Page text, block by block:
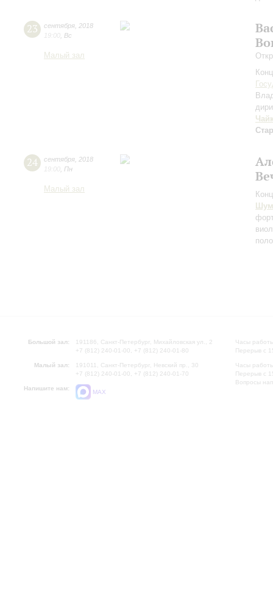
23 сентября 2018
19:00 Вс
Малый зал
24 сентября 2018
19:00 Пн
Малый зал
Большой зал:
191186, Санкт-Петербург, Михайловская ул., 2
+7 (812) 240-01-00, +7 (812) 240-01-80
Малый зал:
191011, Санкт-Петербург, Невский пр., 30
+7 (812) 240-01-00, +7 (812) 240-01-70
Напишите нам:
MAX
Часы
Перерыв с
Часы
Перерыв с
Вопросы